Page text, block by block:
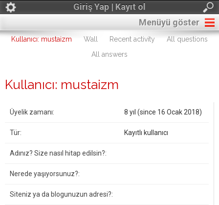
Giriş Yap | Kayıt ol
Menüyü göster
Kullanıcı: mustaizm Wall Recent activity
All questions
All answers
Kullanıcı: mustaizm
Üyelik zamanı: 8 yıl (since 16 Ocak 2018)
Tür: Kayıtlı kullanıcı
Adınız? Size nasıl hitap edilsin?:
Nerede yaşıyorsunuz?:
Siteniz ya da blogunuzun adresi?: